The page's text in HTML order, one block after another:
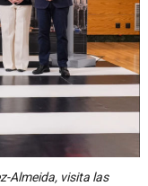
Almeida, visita las